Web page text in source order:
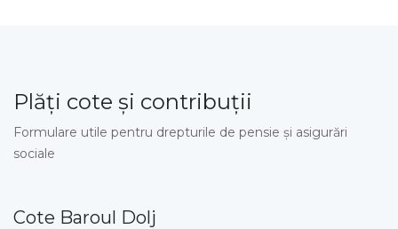
Plăţi cote şi contribuţii
Formulare utile pentru drepturile de pensie şi asigurări
sociale
Cote Baroul Dolj